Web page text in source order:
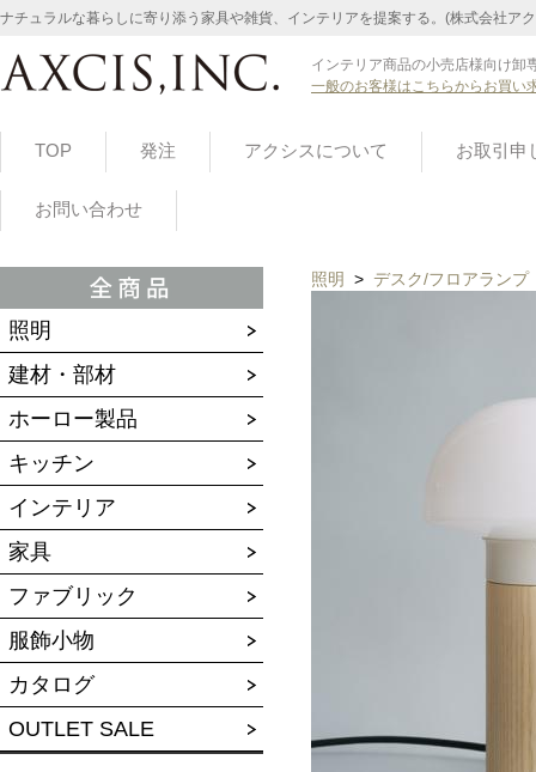
ナチュラルな暮らしに寄り添う家具や雑貨、インテリアを提案する。(株式会社ア
インテリア商品の小売店様向け卸
一般のお客様はこちらからお買い
TOP 発注 アクシスについて お取引申
お問い合わせ
照明
建材・部材
ホーロー製品
キッチン
インテリア
家具
ファブリック
服飾小物
カタログ
OUTLET SALE
照明 > デスク/フロアランプ